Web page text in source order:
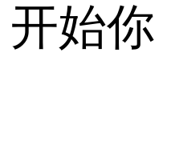
始你